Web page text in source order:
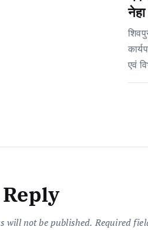
नेहा
एवं
Reply
will not be published. Required